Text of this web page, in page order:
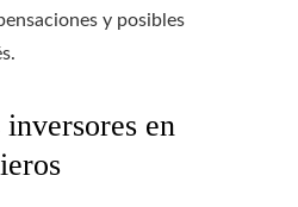
y posibles
en